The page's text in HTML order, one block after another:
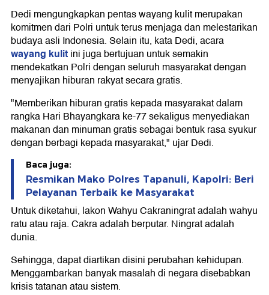
Dedi mengungkapkan pentas wayang kulit merupakan
komitmen dari Polri untuk terus menjaga dan melestarikan
budaya asli Indonesia. Selain itu, kata Dedi, acara
wayang kulitini juga bertujuan untuk semakin
mendekatkan Polri dengan seluruh masyarakat dengan
menyajikan hiburan rakyat secara gratis.
"Memberikan hiburan gratis kepada masyarakat dalam
rangka Hari Bhayangkara ke-77 sekaligus menyediakan
makanan dan minuman gratis sebagai bentuk rasa syukur
dengan berbagi kepada masyarakat," ujar Dedi.
Baca juga:
Resmikan Mako Polres Tapanuli, Kapolri: Beri
Pelayanan Terbaik ke Masyarakat
Untuk diketahui, lakon Wahyu Cakraningrat adalah wahyu
ratu atau raja. Cakra adalah berputar. Ningrat adalah
dunia.
Sehingga, dapat diartikan disini perubahan kehidupan.
Menggambarkan banyak masalah di negara disebabkan
krisis tatanan atau sistem.